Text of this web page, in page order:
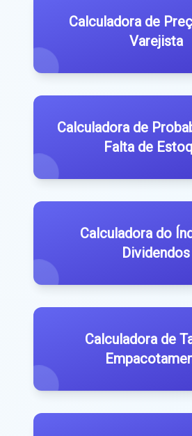
Calculadora de
Varejista
Calculadora de
Falta de
Calculadora do
Dividendos
Calculadora de